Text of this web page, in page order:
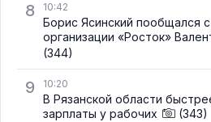
8 10:42
Борис Ясинский пообщался
организации «Росток»
(344)
9 10:20
В Рязанской области
зарплаты у рабочих
(343)